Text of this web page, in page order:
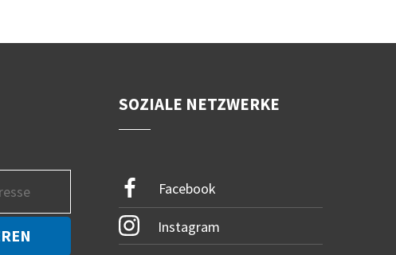
SOZIALE NETZWERKE
Facebook
Instagram